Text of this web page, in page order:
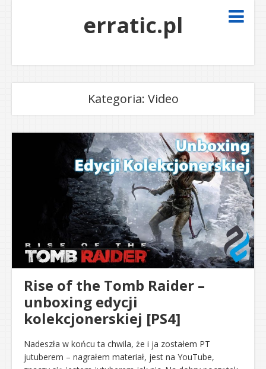
erratic.pl
Kategoria: Video
Rise of the Tomb Raider –
unboxing edycji
kolekcjonerskiej [PS4]
Nadeszła w końcu ta chwila, że i ja zostałem PT
jutuberem – nagrałem materiał, jest na YouTube,